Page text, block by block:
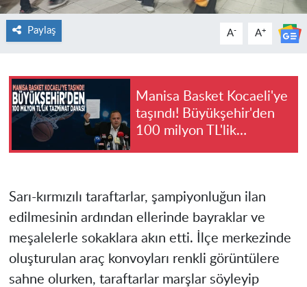
Paylaş A- A+
Manisa Basket Kocaeli'ye
taşındı! Büyükşehir'den
100 milyon TL'lik
Sarı-kırmızılı taraftarlar, şampiyonluğun ilan
edilmesinin ardından ellerinde bayraklar ve
meşalelerle sokaklara akın etti. İlçe merkezinde
oluşturulan araç konvoyları renkli görüntülere
sahne olurken, taraftarlar marşlar söyleyip